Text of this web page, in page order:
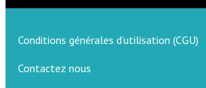
Conditions générales d’utilisation (CGU)
Contactez nous